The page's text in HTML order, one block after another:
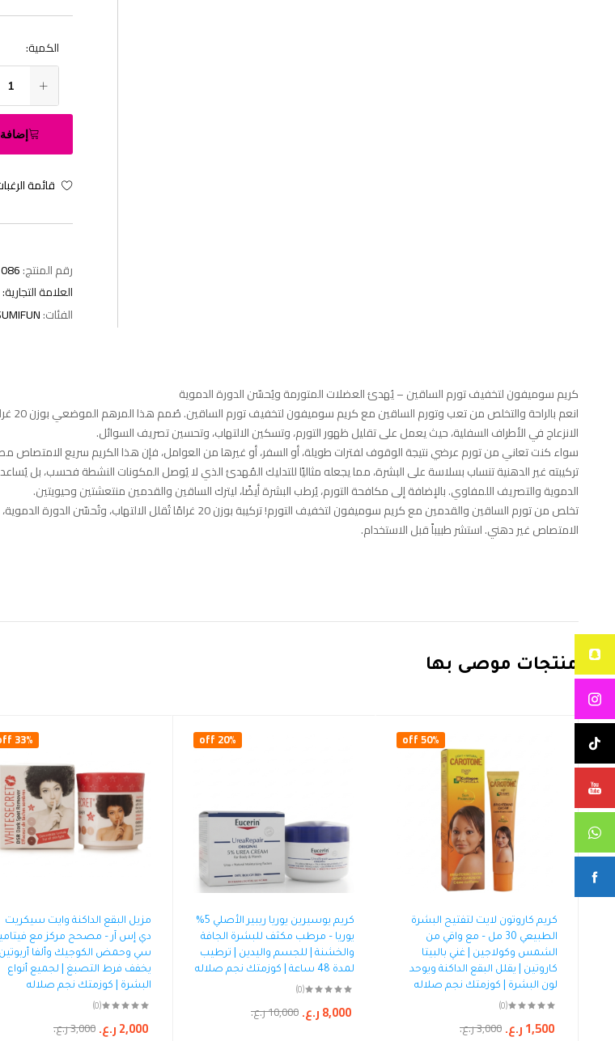
الكمية:
قائمة
رقم المنتج:
العلامة التجارية:
الفئات:
كريم سوميفون لتخفيف تورم الساقين – يُهدئ العضلات المتورمة ويُحسّن الدورة الدموية
انعم
الانزعاج في الأطراف السفلية، حيث يعمل على تقليل ظهور التورم، وتسكين الالتهاب، وتحسين تصريف السوائل.
سواء كنت تعاني من تورم عرضي نتيجة الوقوف لفترات طويلة، أو السفر، أو غيرها من العوامل، فإن هذا الكريم سريع الامتصاص
تركيبته غير الدهنية تنساب بسلاسة على البشرة، مما يجعله مثاليًا للتدليك المُهدئ الذي لا يُوصل المكونات النشطة فحسب، بل
الدموية والتصريف اللمفاوي. بالإضافة إلى مكافحة التورم، يُرطب البشرة أيضًا، ليترك الساقين والقدمين منتعشتين وحيويتين.
تخلص من تورم الساقين والقدمين مع كريم سوميفون لتخفيف التورم! تركيبة بوزن 20 غرامًا تُقلل
الامتصاص غير دهني. استشر طبيباً قبل الاستخدام.
منتجات موصى بها
50% off
كريم كاروتون لايت لتفتيح البشرة
الطبيعي 30 مل – مع واقي من
الشمس وكولاجين | غني بالبيتا
كاروتين | يقلل البقع الداكنة ويوحد
لون البشرة | كوزمتك نجم صلاله
(0)
3,000ر.ع. 1,500ر.ع.
20% off
كريم يوسيرين يوريا ريبير الأصلي 5%
يوريا – مرطب مكثف للبشرة الجافة
والخشنة | للجسم واليدين | ترطيب
لمدة 48 ساعة | كوزمتك نجم صلاله
(0)
10,000ر.ع. 8,000ر.ع.
33% off
مزيل البقع الداكنة وايت سيكريت
دي إس آر – مصحح مركز مع
سي وحمض الكوجيك وألفا أربوتين |
يخفف فرط التصبغ | لجميع أنواع
البشرة | كوزمتك نجم صلاله
(0)
3,000ر.ع. 2,000ر.ع.